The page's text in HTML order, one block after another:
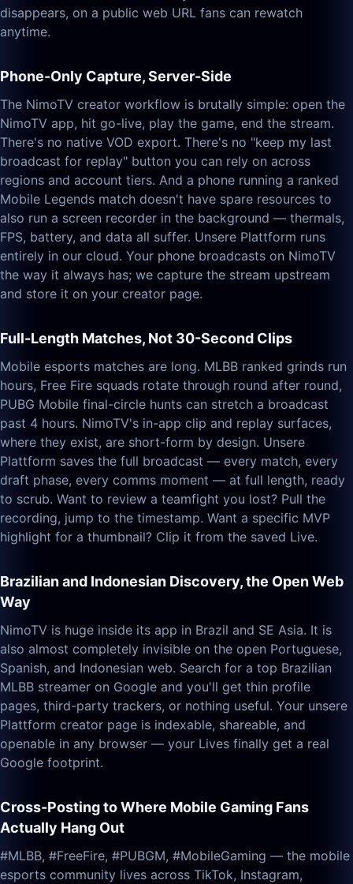
disappears, on a public web URL fans can rewatch
anytime.
Phone-Only Capture, Server-Side
The NimoTV creator workflow is brutally simple: open the
NimoTV app, hit go-live, play the game, end the stream.
There's no native VOD export. There's no "keep my last
broadcast for replay" button you can rely on across
regions and account tiers. And a phone running a ranked
Mobile Legends match doesn't have spare resources to
also run a screen recorder in the background — thermals,
FPS, battery, and data all suffer. Unsere Plattform runs
entirely in our cloud. Your phone broadcasts on NimoTV
the way it always has; we capture the stream upstream
and store it on your creator page.
Full-Length Matches, Not 30-Second Clips
Mobile esports matches are long. MLBB ranked grinds run
hours, Free Fire squads rotate through round after round,
PUBG Mobile final-circle hunts can stretch a broadcast
past 4 hours. NimoTV's in-app clip and replay surfaces,
where they exist, are short-form by design. Unsere
Plattform saves the full broadcast — every match, every
draft phase, every comms moment — at full length, ready
to scrub. Want to review a teamfight you lost? Pull the
recording, jump to the timestamp. Want a specific MVP
highlight for a thumbnail? Clip it from the saved Live.
Brazilian and Indonesian Discovery, the Open Web
Way
NimoTV is huge inside its app in Brazil and SE Asia. It is
also almost completely invisible on the open Portuguese,
Spanish, and Indonesian web. Search for a top Brazilian
MLBB streamer on Google and you'll get thin profile
pages, third-party trackers, or nothing useful. Your unsere
Plattform creator page is indexable, shareable, and
openable in any browser — your Lives finally get a real
Google footprint.
Cross-Posting to Where Mobile Gaming Fans
Actually Hang Out
#MLBB, #FreeFire, #PUBGM, #MobileGaming — the mobile
esports community lives across TikTok, Instagram,